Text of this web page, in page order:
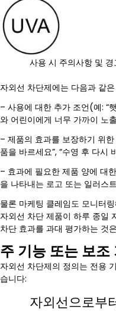
사용 시 주의사항 및 경
자외선 차단제에는 다음과 같
– 사용에 대한 추가 조언(예: “
와 어린이에게 너무 가까이 노
– 제품의 효과를 보장하기 위
품을 바르세요”, “수영 후 다시
– 효과에 필요한 제품 양에 대
을 나타내는 로고 또는 일러스
물론 마케팅 클레임도 모니터
자외선 차단 제품이 하루 종일
차단 효과를 과대 평가하는 것
주 기능 또는 보조
자외선 차단제의 정의는 전용
습니다:
자외선으로부